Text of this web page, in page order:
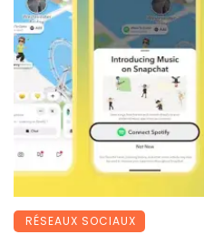
RÉSEAUX SOCIAUX